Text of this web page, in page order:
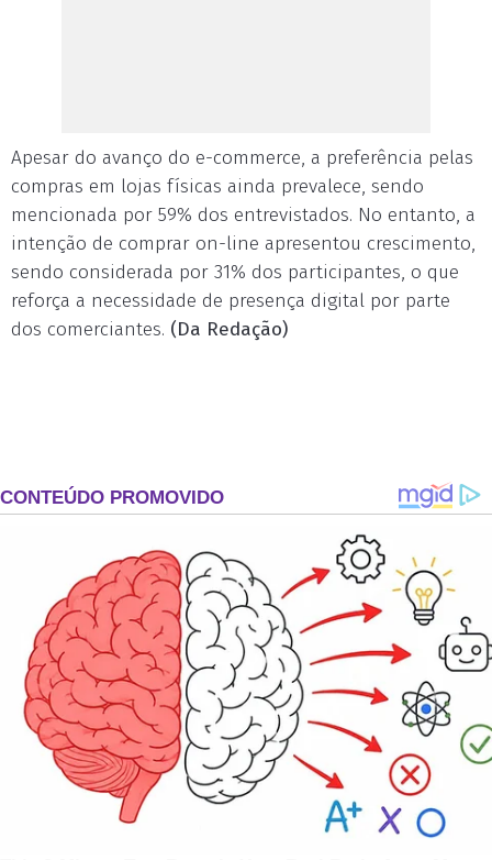
Apesar do avanço do e-commerce, a preferência pelas
compras em lojas físicas ainda prevalece, sendo
mencionada por 59% dos entrevistados. No entanto, a
intenção de comprar on-line apresentou crescimento,
sendo considerada por 31% dos participantes, o que
reforça a necessidade de presença digital por parte
dos comerciantes. (Da Redação)